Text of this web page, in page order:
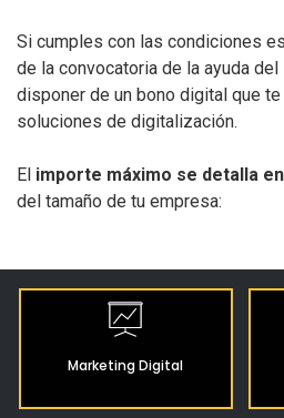
Si cumples con las condiciones
de la convocatoria de la ayuda
disponer de un bono digital que
soluciones de digitalización.
El importe máximo se detalla
del tamaño de tu empresa:
Marketing Digital